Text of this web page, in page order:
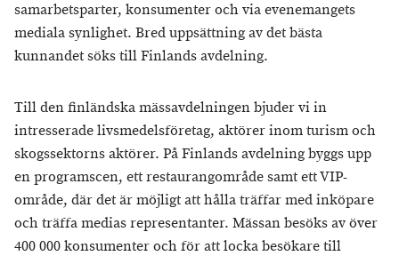
samarbetsparter, konsumenter och via evenemangets
mediala synlighet. Bred uppsättning av det bästa
kunnandet söks till Finlands avdelning.
Till den finländska mässavdelningen bjuder vi in
intresserade livsmedelsföretag, aktörer inom turism och
skogssektorns aktörer. På Finlands avdelning byggs upp
en programscen, ett restaurangområde samt ett VIP-
område, där det är möjligt att hålla träffar med inköpare
och träffa medias representanter. Mässan besöks av över
400 000 konsumenter och för att locka besökare till